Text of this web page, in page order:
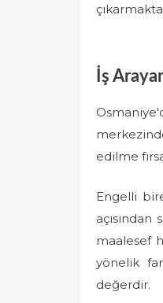
İş
edilme
Engelli
maalesef
yönelik
değerdir.